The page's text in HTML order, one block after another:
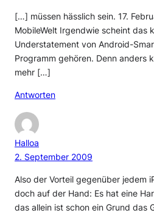
[…] müssen hässlich sein. 17.
MobileWelt Irgendwie scheint das
Understatement von Android-
Programm gehören. Denn anders
mehr […]
Antworten
Halloa
2. September 2009
Also der Vorteil gegenüber jedem
doch auf der Hand: Es hat eine
das allein ist schon ein Grund das